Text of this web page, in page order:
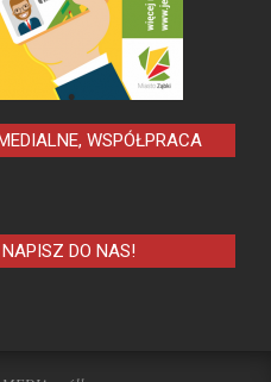
WSPÓŁPRACA
DO NAS!